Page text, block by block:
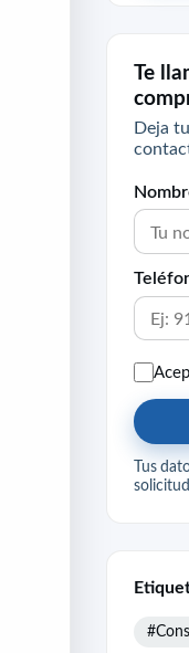
Te
Deja
Tus